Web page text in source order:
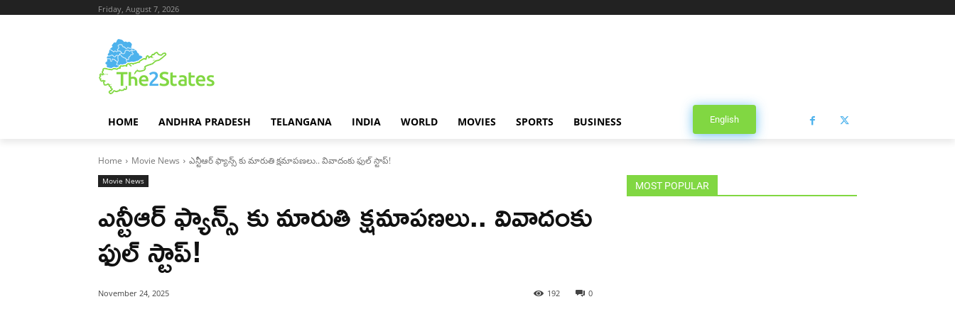
Friday, August 7, 2026
HOME ANDHRA PRADESH TELANGANA INDIA WORLD MOVIES SPORTS BUSINESS English
Home Movie News ఎన్టీఆర్ ఫ్యాన్స్ కు మారుతి క్షమాపణలు.. వివాదంకు ఫుల్ స్టాప్!
Movie News
ఎన్టీఆర్ ఫ్యాన్స్ కు మారుతి క్షమాపణలు.. వివాదంకు
ఫుల్ స్టాప్!
November 24, 2025 0
192
MOST POPULAR